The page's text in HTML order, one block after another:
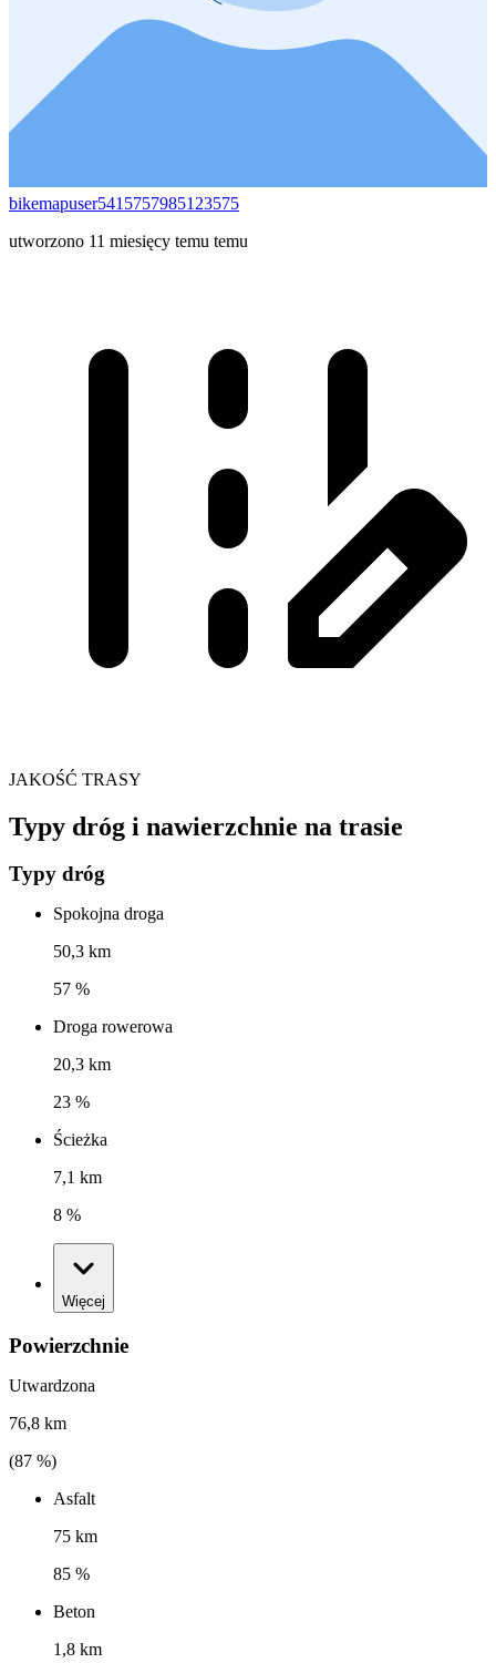
bikemapuser5415757985123575
utworzono 11 miesięcy temu temu
JAKOŚĆ TRASY
Typy dróg i nawierzchnie na trasie
Typy dróg
Spokojna droga
50,3 km
57 %
Droga rowerowa
20,3 km
23 %
Ścieżka
7,1 km
8 %
Więcej
Powierzchnie
Utwardzona
76,8 km
(87 %)
Asfalt
75 km
85 %
Beton
1,8 km